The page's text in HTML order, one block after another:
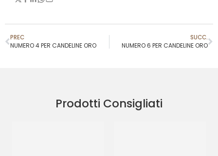
PREC
NUMERO 4 PER CANDELINE ORO
SUCC.
NUMERO 6 PER CANDELINE ORO
Prodotti Consigliati